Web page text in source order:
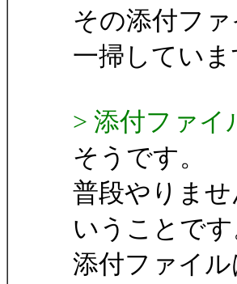
その添付ファ
一掃していま
> 添付ファ
そうです。
普段やりま
いうことです
添付ファイ